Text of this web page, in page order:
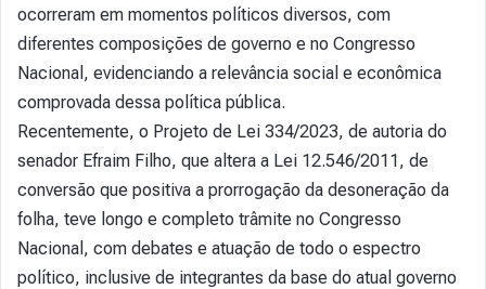
ocorreram em momentos políticos diversos, com
diferentes composições de governo e no Congresso
Nacional, evidenciando a relevância social e econômica
comprovada dessa política pública.
Recentemente, o Projeto de Lei 334/2023, de autoria do
senador Efraim Filho, que altera a Lei 12.546/2011, de
conversão que positiva a prorrogação da desoneração da
folha, teve longo e completo trâmite no Congresso
Nacional, com debates e atuação de todo o espectro
político, inclusive de integrantes da base do atual governo